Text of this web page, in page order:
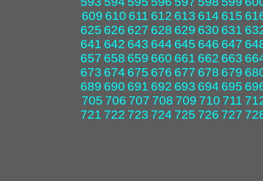
609 610 611 612 613 614 615
625 626 627 628 629 630 631
641 642 643 644 645 646 647
657 658 659 660 661 662 663
673 674 675 676 677 678 679
689 690 691 692 693 694 695
705 706 707 708 709 710 711
721 722 723 724 725 726 727